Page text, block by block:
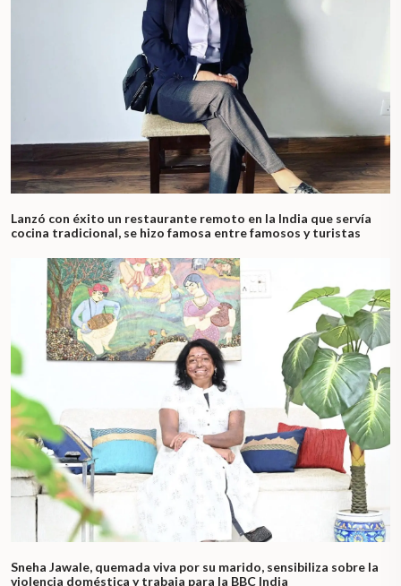
Lanzó con éxito un restaurante remoto en la India que servía
cocina tradicional, se hizo famosa entre famosos y turistas
Sneha Jawale, quemada viva por su marido, sensibiliza sobre la
violencia doméstica y trabaja para la BBC India